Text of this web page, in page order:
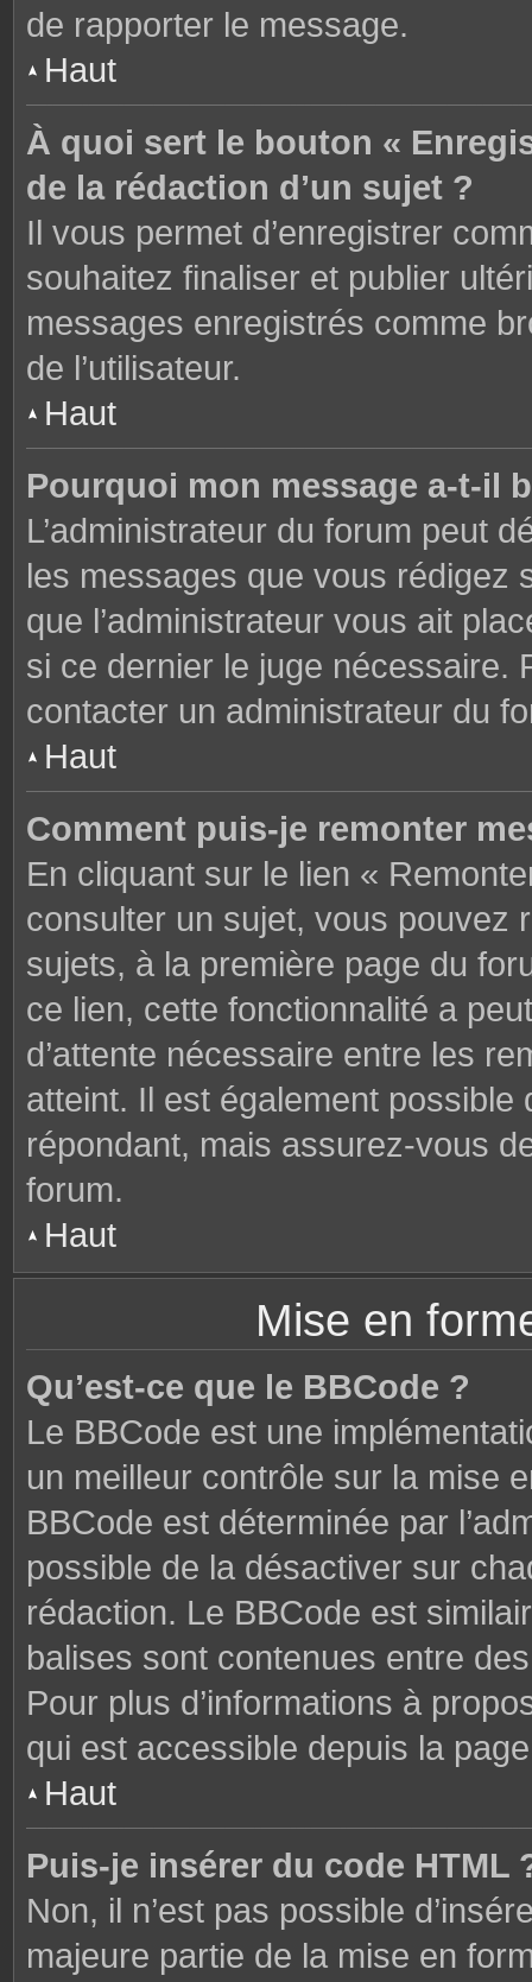
de rapporter le message.
Haut
À quoi sert le bouton «
de la rédaction d’un sujet ?
Il vous permet d’enregistrer
souhaitez finaliser et publier
messages enregistrés comme
de l’utilisateur.
Haut
Pourquoi mon message a-t-il
L’administrateur du forum peut
les messages que vous rédigez
que l’administrateur vous ait
si ce dernier le juge nécessaire.
contacter un administrateur du
Haut
Comment puis-je remonter
En cliquant sur le lien «
consulter un sujet, vous pouvez
sujets, à la première page du
ce lien, cette fonctionnalité a
d’attente nécessaire entre les
atteint. Il est également
répondant, mais assurez-vous
forum.
Haut
Mise en
Qu’est-ce que le BBCode ?
Le BBCode est une
un meilleur contrôle sur la mise
BBCode est déterminée par
possible de la désactiver sur
rédaction. Le BBCode est
balises sont contenues entre
Pour plus d’informations à
qui est accessible depuis la
Haut
Puis-je insérer du code HTML
Non, il n’est pas possible
majeure partie de la mise en